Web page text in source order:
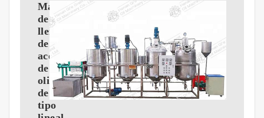
Máquina
de
llenado
de
aceite
de
oliva
de
tipo